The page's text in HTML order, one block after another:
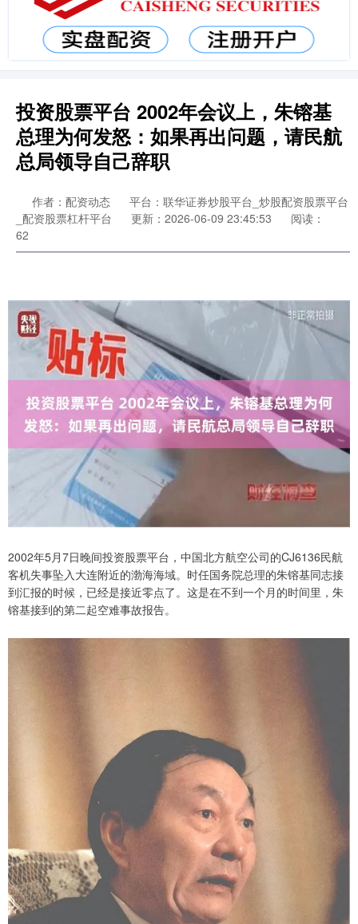
投资股票平台 2002年会议上，朱镕基
总理为何发怒：如果再出问题，请民航
总局领导自己辞职
作者：配资动态
平台：联华证券炒股平台_炒股配资股票平台
_配资股票杠杆平台
更新：2026-06-09 23:45:53
阅读：
62
2002年5月7日晚间投资股票平台，中国北方航空公司的CJ6136民航
客机失事坠入大连附近的渤海海域。时任国务院总理的朱镕基同志接
到汇报的时候，已经是接近零点了。这是在不到一个月的时间里，朱
镕基接到的第二起空难事故报告。